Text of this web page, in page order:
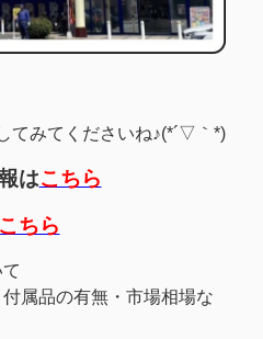
てみてくださいね♪(*´▽｀*)
はこちら
ちら
属品の有無・市場相場な